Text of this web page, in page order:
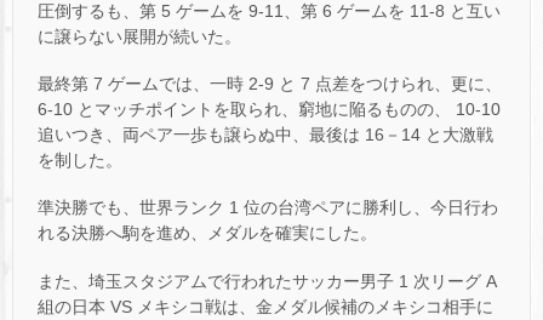
圧倒するも、第 5 ゲームを 9-11、第 6 ゲームを 11-8 と互い
に譲らない展開が続いた。
最終第 7 ゲームでは、一時 2-9 と 7 点差をつけられ、更に、
6-10 とマッチポイントを取られ、窮地に陥るものの、 10-10
追いつき、両ペア一歩も譲らぬ中、最後は 16－14 と大激戦
を制した。
準決勝でも、世界ランク 1 位の台湾ペアに勝利し、今日行わ
れる決勝へ駒を進め、メダルを確実にした。
また、埼玉スタジアムで行われたサッカー男子 1 次リーグ A
組の日本 VS メキシコ戦は、金メダル候補のメキシコ相手に